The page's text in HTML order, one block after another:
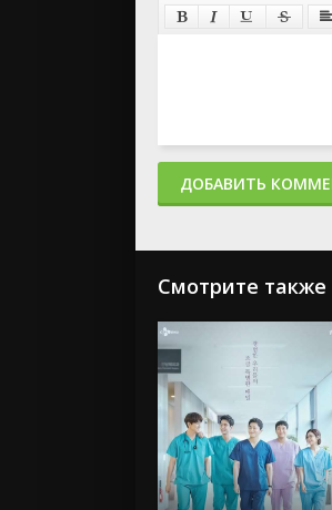
ДОБАВИТЬ
Смотрите также